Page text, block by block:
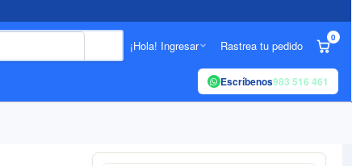
¡Hola! Ingresar Rastrea tu pedido
0
Escríbenos983 516 461